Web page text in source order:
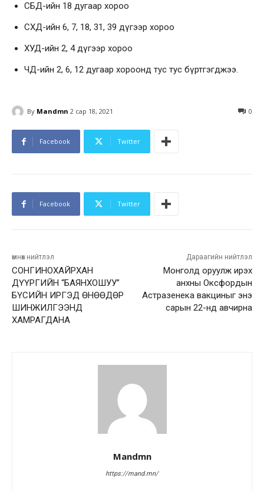
СБД-ийн 18 дугаар хороо
СХД-ийн 6, 7, 18, 31, 39 дүгээр хороо
ХУД-ийн 2, 4 дүгээр хороо
ЧД-ийн 2, 6, 12 дугаар хороонд тус тус бүртгэгджээ.
By Mandmn 2 сар 18, 2021 0
Facebook Twitter
Facebook Twitter
өмнөх нийтлэл
СОНГИНОХАЙРХАН
ДҮҮРГИЙН “БАЯНХОШУУ”
БҮСИЙН ИРГЭД ӨНӨӨДӨР
ШИНЖИЛГЭЭНД
ХАМРАГДАНА
Дараагийн нийтлэл
Монголд оруулж ирэх
анхны Оксфордын
Астразенека вакциныг энэ
сарын 22-нд авчирна
Mandmn
https://mand.mn/